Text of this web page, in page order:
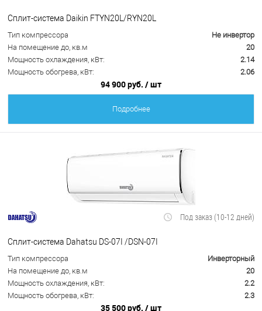
Сплит-система Daikin FTYN20L/RYN20L
Тип компрессора
Не инвертор
На помещение до, кв.м
20
Мощность охлаждения, кВт:
2.14
Мощность обогрева, кВт:
2.06
94 900 руб. / шт
Подробнее
Под заказ (10-12 дней)
Сплит-система Dahatsu DS-07I /DSN-07I
Тип компрессора
Инверторный
На помещение до, кв.м
20
Мощность охлаждения, кВт:
2.2
Мощность обогрева, кВт:
2.3
35 500 руб. / шт